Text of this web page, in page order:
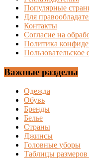
Популярные
Для
Контакты
Согласие на
Политика
Пользовательское
Важные разделы
Одежда
Обувь
Бренды
Белье
Страны
Джинсы
Головные уборы
Таблицы размеров